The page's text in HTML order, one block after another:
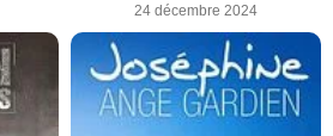
24 décembre 2024